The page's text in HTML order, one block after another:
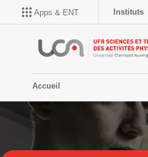
Apps & ENT Instituts
Accueil